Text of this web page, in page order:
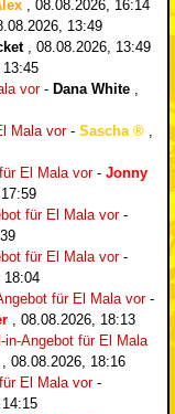
, 08.08.2026, 16:14
13:49
, 08.08.2026, 13:49
vor- Dana White ,
Mala vor- Sascha
,
El Mala vor- Jonny
für El Mala vor-
für El Mala vor-
18:04
für El Mala vor-
, 08.08.2026, 18:13
in-Angebot für El Mala
, 08.08.2026, 18:16
El Mala vor-